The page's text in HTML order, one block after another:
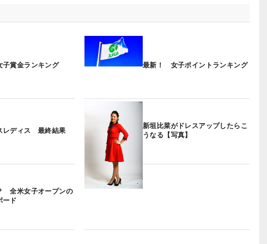
賞金ランキング 最新！ 女子ポイントランキング
レディス 最終結果
新垣比菜がドレスアップしたらこ
うなる【写真】
全米女子オープンの
ード